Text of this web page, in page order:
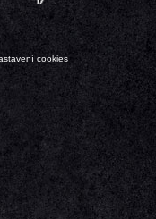
cookies